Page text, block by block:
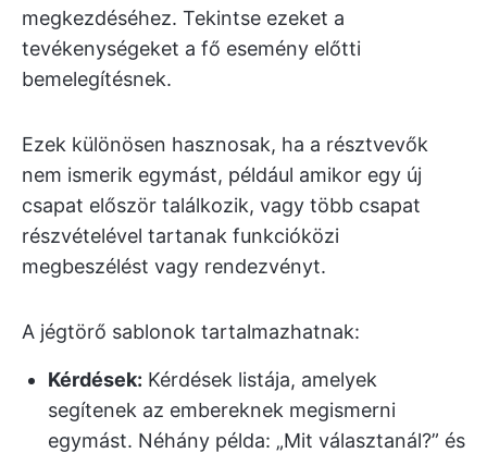
megkezdéséhez. Tekintse ezeket a
tevékenységeket a fő esemény előtti
bemelegítésnek.
Ezek különösen hasznosak, ha a résztvevők
nem ismerik egymást, például amikor egy új
csapat először találkozik, vagy több csapat
részvételével tartanak funkcióközi
megbeszélést vagy rendezvényt.
A jégtörő sablonok tartalmazhatnak:
Kérdések: Kérdések listája, amelyek
segítenek az embereknek megismerni
egymást. Néhány példa: „Mit választanál?” és